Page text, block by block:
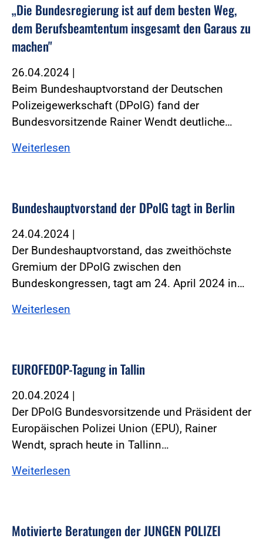
„Die Bundesregierung ist auf dem besten Weg,
dem Berufsbeamtentum insgesamt den Garaus zu
machen"
26.04.2024 |
Beim Bundeshauptvorstand der Deutschen
Polizeigewerkschaft (DPolG) fand der
Bundesvorsitzende Rainer Wendt deutliche…
Weiterlesen
Bundeshauptvorstand der DPolG tagt in Berlin
24.04.2024 |
Der Bundeshauptvorstand, das zweithöchste
Gremium der DPolG zwischen den
Bundeskongressen, tagt am 24. April 2024 in…
Weiterlesen
EUROFEDOP-Tagung in Tallin
20.04.2024 |
Der DPolG Bundesvorsitzende und Präsident der
Europäischen Polizei Union (EPU), Rainer
Wendt, sprach heute in Tallinn…
Weiterlesen
Motivierte Beratungen der JUNGEN POLIZEI